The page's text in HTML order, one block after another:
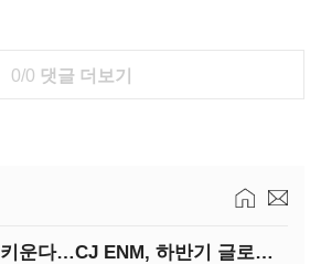
0/0 댓글 더보기
티빙·콘텐츠 IP 키운다…CJ ENM, 하반기 글로벌 확장 가속